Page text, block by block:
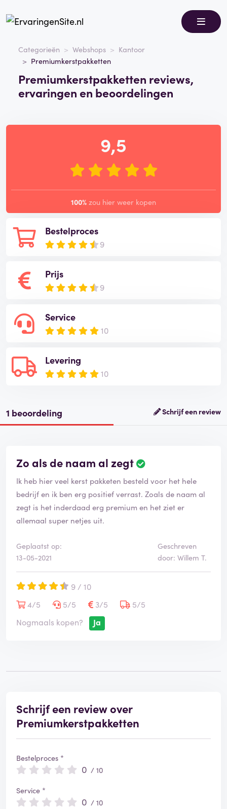
Categorieën Webshops
Kantoor
Premiumkerstpakketten
Premiumkerstpakketten reviews,
ervaringen en beoordelingen
Bestelproces
9
Prijs
9
Service
10
Levering
10
9,5
100% zou hier weer kopen
1 beoordeling Schrijf een review
Zo als de naam al zegt
Ik heb hier veel kerst pakketen besteld voor het hele
bedrijf en ik ben erg positief verrast. Zoals de naam al
zegt is het inderdaad erg premium en het ziet er
allemaal super netjes uit.
Geplaatst op:
13-05-2021
Geschreven
door: Willem T.
9 / 10
4/5
5/5 3/5
5/5
Nogmaals kopen?
Ja
Schrijf een review over
Premiumkerstpakketten
Bestelproces *
0 / 10
Service *
0 / 10